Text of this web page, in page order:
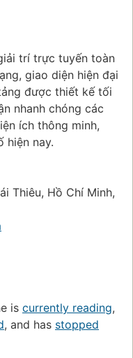
trí trực tuyến toàn
giao diện hiện đại
được thiết kế tối
nhanh chóng các
ích thông minh,
hiện nay.
Thiêu, Hồ Chí Minh,
is currently reading,
, and has stopped